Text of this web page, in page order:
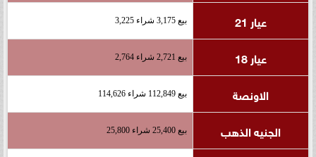
عيار 21 بيع 3,175 شراء 3,225
عيار 18 بيع 2,721 شراء 2,764
الاونصة بيع 112,849 شراء 114,626
الجنيه الذهب بيع 25,400 شراء 25,800